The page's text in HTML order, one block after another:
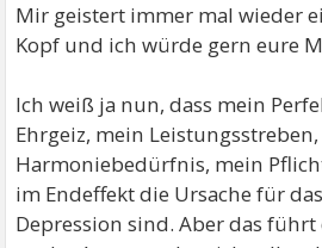
Mir geistert immer mal wieder
Kopf und ich würde gern eure
Ich weiß ja nun, dass mein
Ehrgeiz, mein
Harmoniebedürfnis, mein
im Endeffekt die Ursache für
Depression sind. Aber das